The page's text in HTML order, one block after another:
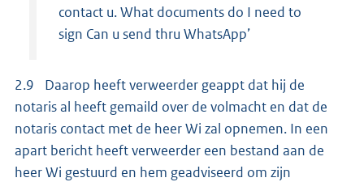
contact u. What documents do I need to
sign Can u send thru WhatsApp’
2.9 Daarop heeft verweerder geappt dat hij de
notaris al heeft gemaild over de volmacht en dat de
notaris contact met de heer Wi zal opnemen. In een
apart bericht heeft verweerder een bestand aan de
heer Wi gestuurd en hem geadviseerd om zijn